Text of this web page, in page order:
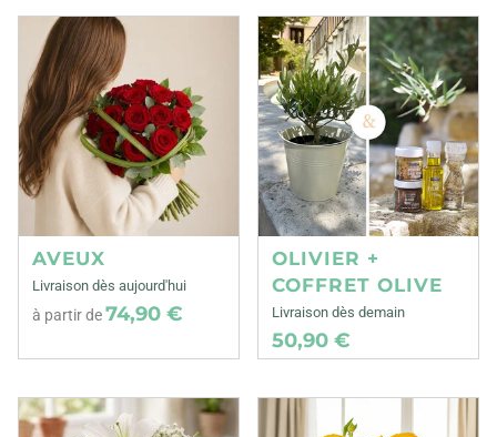
AVEUX
Livraison dès aujourd'hui
à partir de74,90 €
OLIVIER +
COFFRET OLIVE
Livraison dès demain
50,90 €